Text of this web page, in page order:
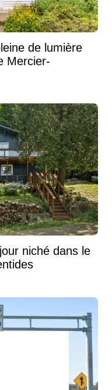
de lumière
Mercier-
niché dans le